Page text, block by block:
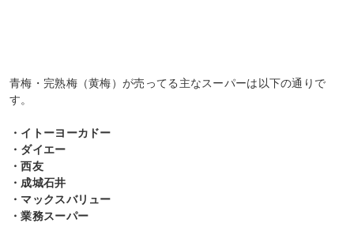
青梅・完熟梅（黄梅）が売ってる主なスーパーは以下の通りで
す。
・イトーヨーカドー
・ダイエー
・西友
・成城石井
・マックスバリュー
・業務スーパー